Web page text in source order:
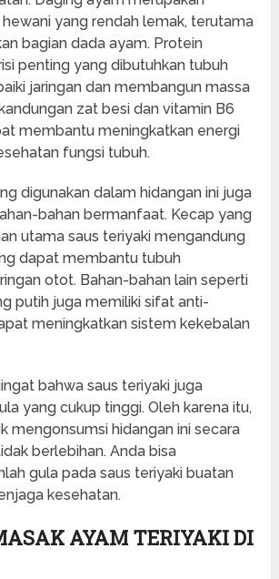
yang rendah lemak, terutama
bagian dada ayam. Protein
penting yang dibutuhkan tubuh
jaringan dan membangun massa
zat besi dan vitamin B6
membantu meningkatkan energi
fungsi tubuh.
digunakan dalam hidangan ini juga
bahan bermanfaat. Kecap yang
utama saus teriyaki mengandung
dapat membantu tubuh
otot. Bahan-bahan lain seperti
putih juga memiliki sifat anti-
meningkatkan sistem kekebalan
bahwa saus teriyaki juga
yang cukup tinggi. Oleh karena itu,
mengonsumsi hidangan ini secara
berlebihan. Anda bisa
gula pada saus teriyaki buatan
kesehatan.
AYAM TERIYAKI DI